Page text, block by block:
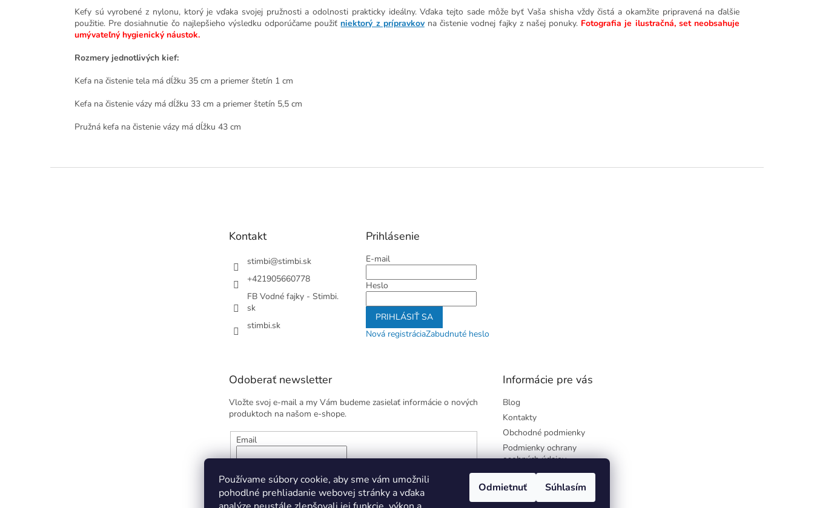
Používame súbory cookie, aby sme vám umožnili
pohodlné prehliadanie webovej stránky a vďaka
Odmietnuť Súhlasím
Kefy sú vyrobené z nylonu, ktorý je vďaka svojej pružnosti a odolnosti prakticky ideálny. Vďaka tejto sade môže byť Vaša shisha vždy čistá a okamžite pripravená na ďalšie
použitie. Pre dosiahnutie čo najlepšieho výsledku odporúčame použiť niektorý z prípravkovna čistenie vodnej fajky z našej ponuky. Fotografia je ilustračná, set neobsahuje
umývateľný hygienický náustok.
Rozmery jednotlivých kief:
Kefa na čistenie tela má dĺžku 35 cm a priemer štetín 1 cm
Kefa na čistenie vázy má dĺžku 33 cm a priemer štetín 5,5 cm
Pružná kefa na čistenie vázy má dĺžku 43 cm
Kontakt
stimbi@stimbi.sk
+421905660778
FB Vodné fajky - Stimbi.
sk
stimbi.sk
Prihlásenie
E-mail
Heslo
PRIHLÁSIŤ SA
Nová registráciaZabudnuté heslo
Odoberať newsletter
Vložte svoj e-mail a my Vám budeme zasielať informácie o nových
produktoch na našom e-shope.
Email
údajov
Informácie pre vás
Blog
Kontakty
Obchodné podmienky
Podmienky ochrany
osobných údajov